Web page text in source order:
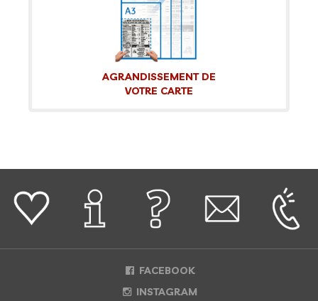
AGRANDISSEMENT DE
VOTRE CARTE
FACEBOOK
INSTAGRAM